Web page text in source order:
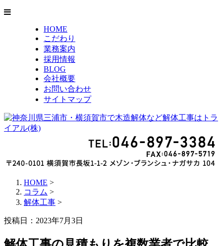
HOME
こだわり
業務案内
採用情報
BLOG
会社概要
お問い合わせ
サイトマップ
HOME >
コラム >
解体工事 >
投稿日：2023年7月3日